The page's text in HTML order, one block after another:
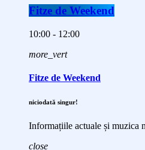
Fitze de Weekend
10:00 - 12:00
more_vert
Fitze de Weekend
niciodată singur!
Informațiile actuale și muzica
close